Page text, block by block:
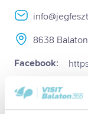
8638
Facebook:
Weboldal: